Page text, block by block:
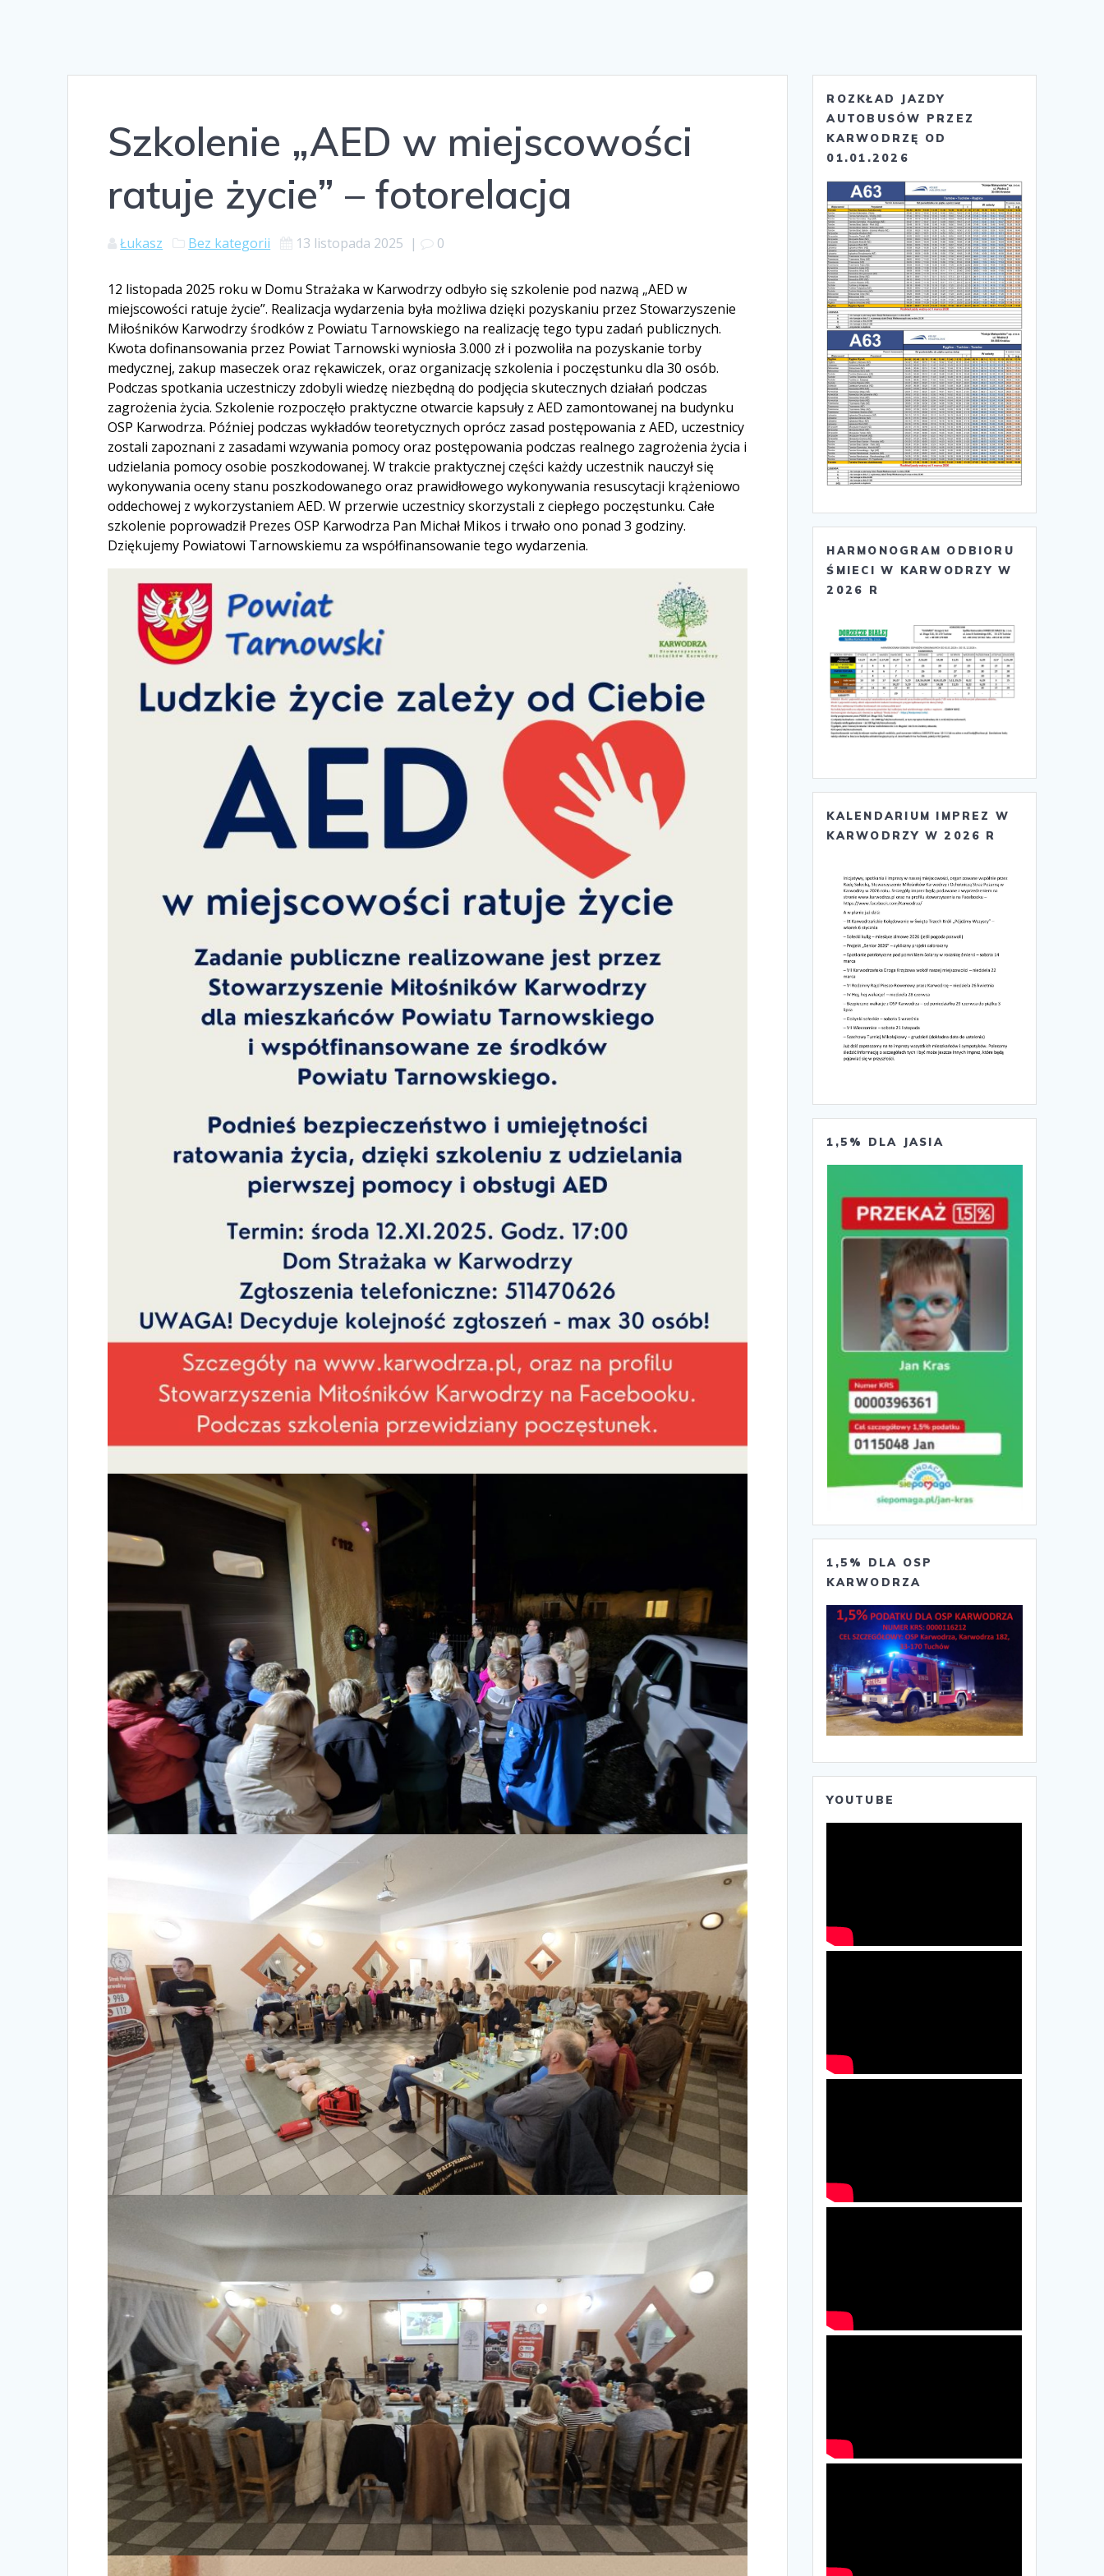
Szkolenie „AED w miejscowości
ratuje życie” – fotorelacja
Łukasz Bez kategorii 13 listopada 2025 | 0
12 listopada 2025 roku w Domu Strażaka w Karwodrzy odbyło się szkolenie pod nazwą „AED w
miejscowości ratuje życie”. Realizacja wydarzenia była możliwa dzięki pozyskaniu przez Stowarzyszenie
Miłośników Karwodrzy środków z Powiatu Tarnowskiego na realizację tego typu zadań publicznych.
Kwota dofinansowania przez Powiat Tarnowski wyniosła 3.000 zł i pozwoliła na pozyskanie torby
medycznej, zakup maseczek oraz rękawiczek, oraz organizację szkolenia i poczęstunku dla 30 osób.
Podczas spotkania uczestniczy zdobyli wiedzę niezbędną do podjęcia skutecznych działań podczas
zagrożenia życia. Szkolenie rozpoczęło praktyczne otwarcie kapsuły z AED zamontowanej na budynku
OSP Karwodrza. Później podczas wykładów teoretycznych oprócz zasad postępowania z AED, uczestnicy
zostali zapoznani z zasadami wzywania pomocy oraz postępowania podczas realnego zagrożenia życia i
udzielania pomocy osobie poszkodowanej. W trakcie praktycznej części każdy uczestnik nauczył się
wykonywania oceny stanu poszkodowanego oraz prawidłowego wykonywania resuscytacji krążeniowo
oddechowej z wykorzystaniem AED. W przerwie uczestnicy skorzystali z ciepłego poczęstunku. Całe
szkolenie poprowadził Prezes OSP Karwodrza Pan Michał Mikos i trwało ono ponad 3 godziny.
Dziękujemy Powiatowi Tarnowskiemu za współfinansowanie tego wydarzenia.
ROZKŁAD JAZDY
AUTOBUSÓW PRZEZ
KARWODRZĘ OD
01.01.2026
HARMONOGRAM ODBIORU
ŚMIECI W KARWODRZY W
2026 R
KALENDARIUM IMPREZ W
KARWODRZY W 2026 R
1,5% DLA JASIA
1,5% DLA OSP
KARWODRZA
YOUTUBE